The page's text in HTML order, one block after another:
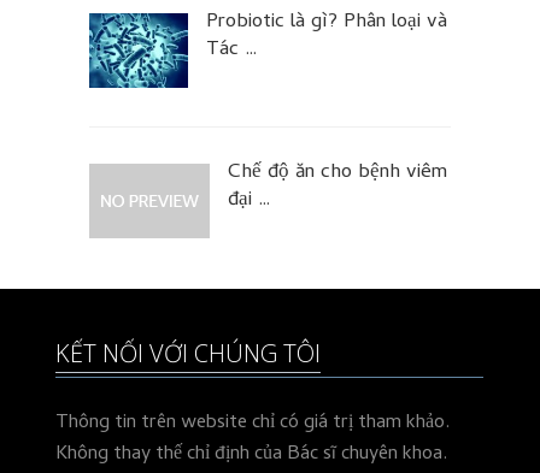
Probiotic là gì? Phân loại và
Tác …
Chế độ ăn cho bệnh viêm
đại …
KẾT NỐI VỚI CHÚNG TÔI
Thông tin trên website chỉ có giá trị tham khảo.
Không thay thế chỉ định của Bác sĩ chuyên khoa.